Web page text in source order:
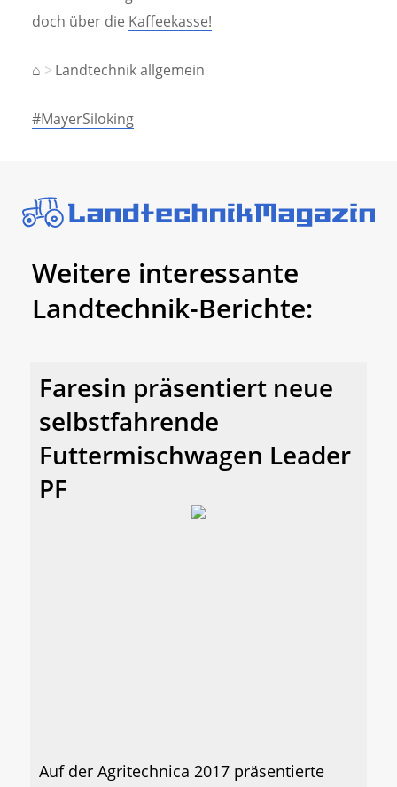
doch über die Kaffeekasse!
⌂ Landtechnik allgemein
#MayerSiloking
Weitere interessante
Landtechnik-Berichte:
Faresin präsentiert neue
selbstfahrende
Futtermischwagen Leader
PF
Auf der Agritechnica 2017 präsentierte